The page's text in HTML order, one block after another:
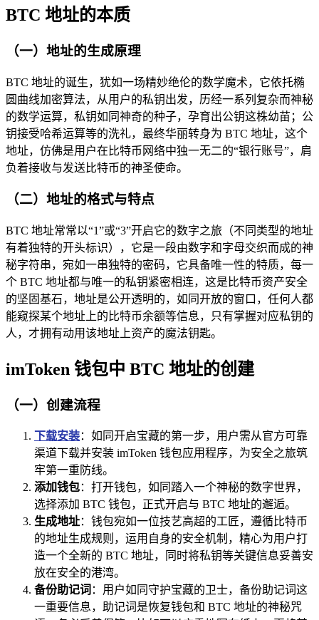
BTC 地址的本质
（一）地址的生成原理
BTC 地址的诞生，犹如一场精妙绝伦的数学魔术，它依托椭
圆曲线加密算法，从用户的私钥出发，历经一系列复杂而神秘
的数学运算，私钥如同神奇的种子，孕育出公钥这株幼苗；公
钥接受哈希运算等的洗礼，最终华丽转身为 BTC 地址，这个
地址，仿佛是用户在比特币网络中独一无二的“银行账号”，肩
负着接收与发送比特币的神圣使命。
（二）地址的格式与特点
BTC 地址常常以“1”或“3”开启它的数字之旅（不同类型的地址
有着独特的开头标识），它是一段由数字和字母交织而成的神
秘字符串，宛如一串独特的密码，它具备唯一性的特质，每一
个 BTC 地址都与唯一的私钥紧密相连，这是比特币资产安全
的坚固基石，地址是公开透明的，如同开放的窗口，任何人都
能窥探某个地址上的比特币余额等信息，只有掌握对应私钥的
人，才拥有动用该地址上资产的魔法钥匙。
imToken 钱包中 BTC 地址的创建
（一）创建流程
下载安装：如同开启宝藏的第一步，用户需从官方可靠
渠道下载并安装 imToken 钱包应用程序，为安全之旅筑
牢第一重防线。
添加钱包：打开钱包，如同踏入一个神秘的数字世界，
选择添加 BTC 钱包，正式开启与 BTC 地址的邂逅。
生成地址：钱包宛如一位技艺高超的工匠，遵循比特币
的地址生成规则，运用自身的安全机制，精心为用户打
造一个全新的 BTC 地址，同时将私钥等关键信息妥善安
放在安全的港湾。
备份助记词 ：用户如同守护宝藏的卫士，备份助记词这
一重要信息，助记词是恢复钱包和 BTC 地址的神秘咒